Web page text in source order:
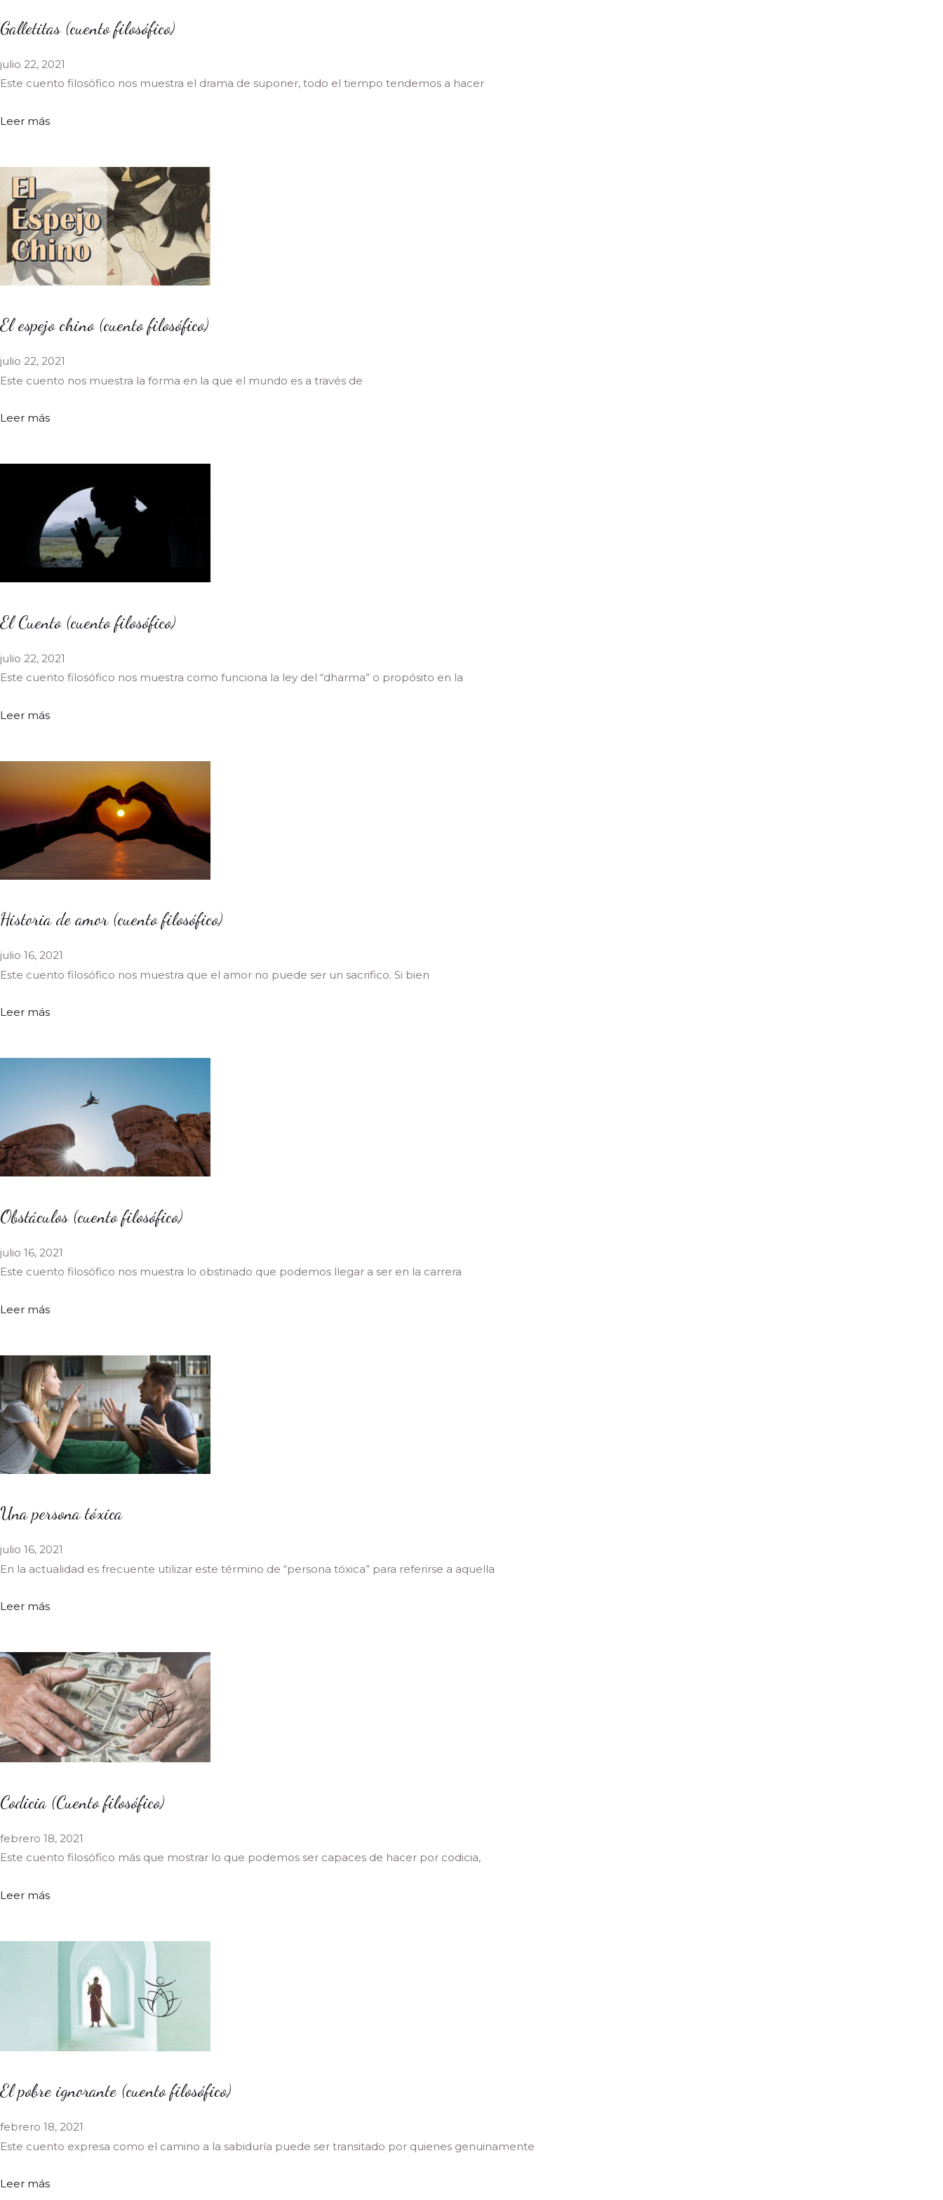
Galletitas (cuento filosófico)
julio 22, 2021
Este cuento filosófico nos muestra el drama de suponer, todo el tiempo tendemos a hacer
Leer más
El espejo chino (cuento filosófico)
julio 22, 2021
Este cuento nos muestra la forma en la que el mundo es a través de
Leer más
El Cuento (cuento filosófico)
julio 22, 2021
Este cuento filosófico nos muestra como funciona la ley del “dharma” o propósito en la
Leer más
Historia de amor (cuento filosófico)
julio 16, 2021
Este cuento filosófico nos muestra que el amor no puede ser un sacrifico. Si bien
Leer más
Obstáculos (cuento filosófico)
julio 16, 2021
Este cuento filosófico nos muestra lo obstinado que podemos llegar a ser en la carrera
Leer más
Una persona tóxica
julio 16, 2021
En la actualidad es frecuente utilizar este término de “persona tóxica” para referirse a aquella
Leer más
Codicia (Cuento filosófico)
febrero 18, 2021
Este cuento filosófico más que mostrar lo que podemos ser capaces de hacer por codicia,
Leer más
El pobre ignorante (cuento filosófico)
febrero 18, 2021
Este cuento expresa como el camino a la sabiduría puede ser transitado por quienes genuinamente
Leer más